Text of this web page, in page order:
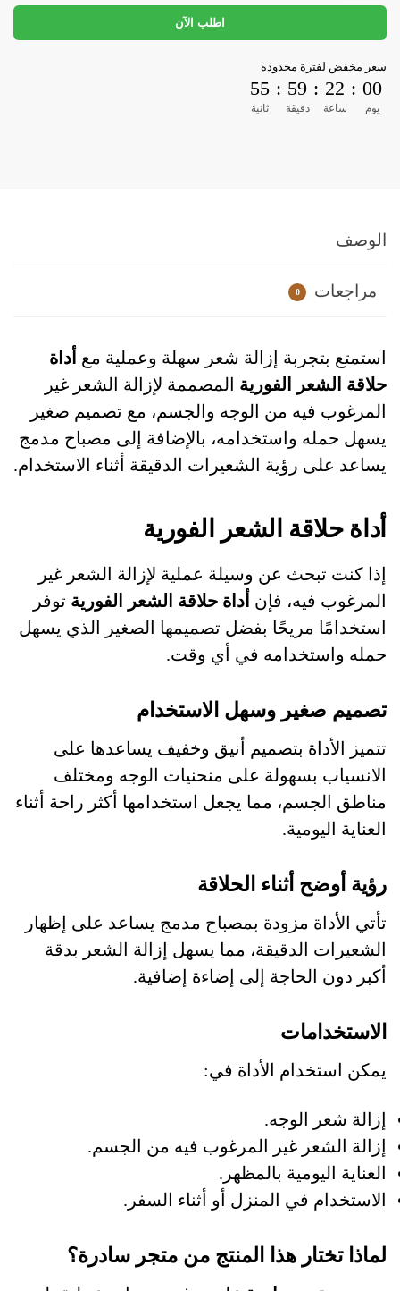
اطلب الآن
سعر مخفض لفترة محدوده
00
يوم
:
22
ساعة
:
59
دقيقة
:
55
ثانية
الوصف
مراجعات 0
استمتع بتجربة إزالة شعر سهلة وعملية مع أداة
حلاقة الشعر الفورية المصممة لإزالة الشعر غير
المرغوب فيه من الوجه والجسم، مع تصميم صغير
يسهل حمله واستخدامه، بالإضافة إلى مصباح مدمج
يساعد على رؤية الشعيرات الدقيقة أثناء الاستخدام.
أداة حلاقة الشعر الفورية
إذا كنت تبحث عن وسيلة عملية لإزالة الشعر غير
المرغوب فيه، فإن أداة حلاقة الشعر الفورية توفر
استخدامًا مريحًا بفضل تصميمها الصغير الذي يسهل
حمله واستخدامه في أي وقت.
تصميم صغير وسهل الاستخدام
تتميز الأداة بتصميم أنيق وخفيف يساعدها على
الانسياب بسهولة على منحنيات الوجه ومختلف
مناطق الجسم، مما يجعل استخدامها أكثر راحة أثناء
العناية اليومية.
رؤية أوضح أثناء الحلاقة
تأتي الأداة مزودة بمصباح مدمج يساعد على إظهار
الشعيرات الدقيقة، مما يسهل إزالة الشعر بدقة
أكبر دون الحاجة إلى إضاءة إضافية.
الاستخدامات
يمكن استخدام الأداة في:
إزالة شعر الوجه.
إزالة الشعر غير المرغوب فيه من الجسم.
العناية اليومية بالمظهر.
الاستخدام في المنزل أو أثناء السفر.
لماذا تختار هذا المنتج من متجر سادرة؟